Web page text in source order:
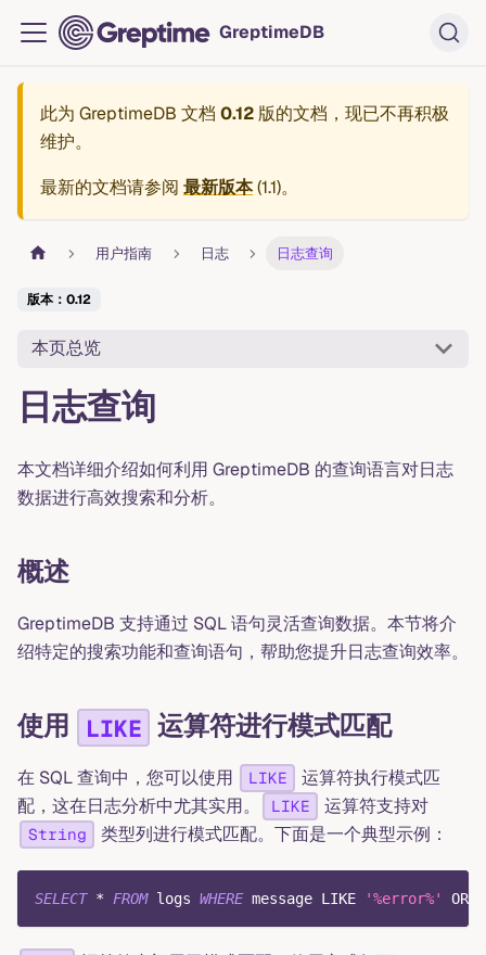
GreptimeDB
此为 GreptimeDB 文档 0.12 版的文档，现已不再积极
维护。
最新的文档请参阅 最新版本(1.1)。
用户指南 日志 日志查询
版本：0.12
本页总览
日志查询
本文档详细介绍如何利用 GreptimeDB 的查询语言对日志
数据进行高效搜索和分析。
概述
GreptimeDB 支持通过 SQL 语句灵活查询数据。本节将介
绍特定的搜索功能和查询语句，帮助您提升日志查询效率。
使用 LIKE 运算符进行模式匹配
在 SQL 查询中，您可以使用 LIKE
运算符执行模式匹
配，这在日志分析中尤其实用。
LIKE 运算符支持对
String 类型列进行模式匹配。下面是一个典型示例：
SELECT * FROM logs WHERE message LIKE '%error%' OR